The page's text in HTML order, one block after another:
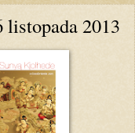
listopada 2013